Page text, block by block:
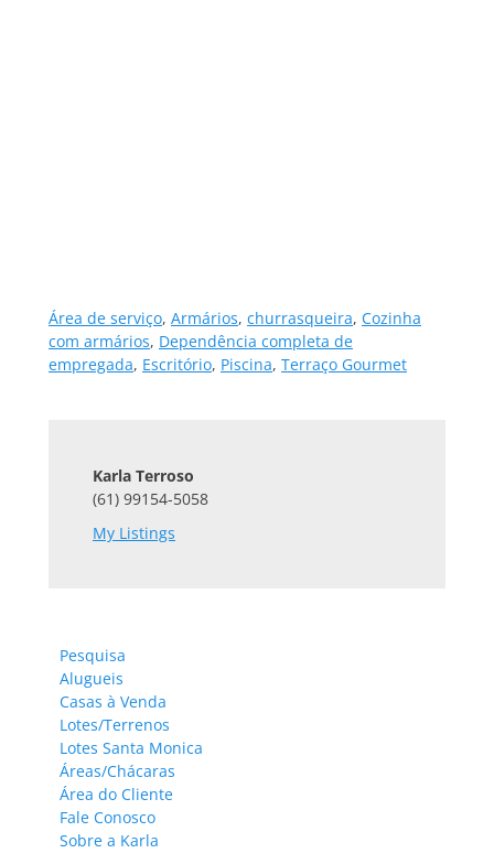
Área de serviço, Armários, churrasqueira, Cozinha
com armários, Dependência completa de
empregada, Escritório, Piscina, Terraço Gourmet
Karla Terroso
(61) 99154-5058
My Listings
Pesquisa
Alugueis
Casas à Venda
Lotes/Terrenos
Lotes Santa Monica
Áreas/Chácaras
Área do Cliente
Fale Conosco
Sobre a Karla